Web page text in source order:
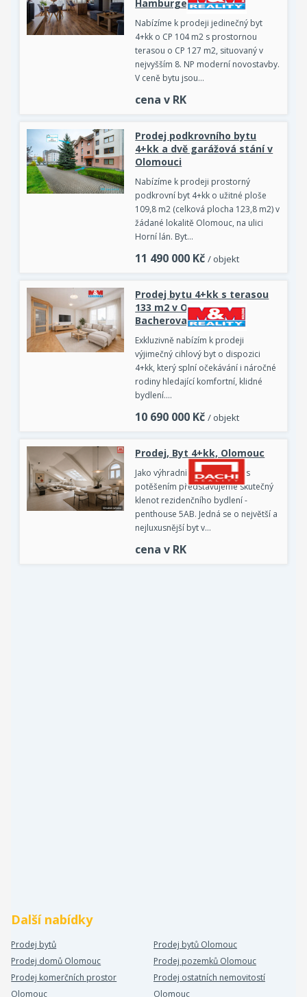
Hamburgera
Nabízíme k prodeji jedinečný byt
4+kk o CP 104 m2 s prostornou
terasou o CP 127 m2, situovaný v
nejvyšším 8. NP moderní novostavby.
V ceně bytu jsou…
cena v RK
Prodej podkrovního bytu
4+kk a dvě garážová stání v
Olomouci
Nabízíme k prodeji prostorný
podkrovní byt 4+kk o užitné ploše
109,8 m2 (celková plocha 123,8 m2) v
žádané lokalitě Olomouc, na ulici
Horní lán. Byt…
11 490 000 Kč / objekt
Prodej bytu 4+kk s terasou
133 m2 v Olomouci, ul.
Bacherova
Exkluzivně nabízím k prodeji
výjimečný cihlový byt o dispozici
4+kk, který splní očekávání i náročné
rodiny hledající komfortní, klidné
bydlení.…
10 690 000 Kč / objekt
Prodej, Byt 4+kk, Olomouc
Jako výhradní prodejce Vám s
potěšením představujeme skutečný
klenot rezidenčního bydlení -
penthouse 5AB. Jedná se o největší a
nejluxusnější byt v…
cena v RK
Další nabídky
Prodej bytů
Prodej bytů Olomouc
Prodej domů Olomouc
Prodej pozemků Olomouc
Prodej komerčních prostor
Olomouc
Prodej ostatních nemovitostí
Olomouc